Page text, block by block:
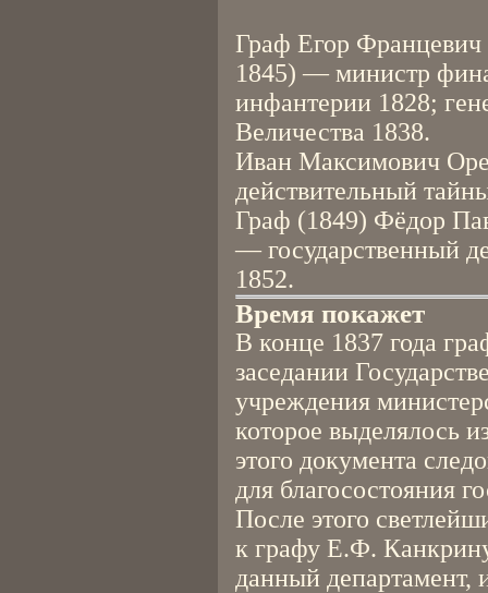
Граф Егор
1845) — министр
инфантерии 1828;
Величества 1838.
Иван Максимович
действительный
Граф (1849) Фёдор
— государственный
1852.
Время покажет
В конце 1837 года
заседании
учреждения
которое выделялось
этого документа
для благосостояния
После этого
к графу Е.Ф.
данный департамент,